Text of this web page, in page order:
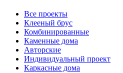
Все проекты
Клееный брус
Комбинированные
Каменные дома
Авторские
Индивидуальный проект
Каркасные дома